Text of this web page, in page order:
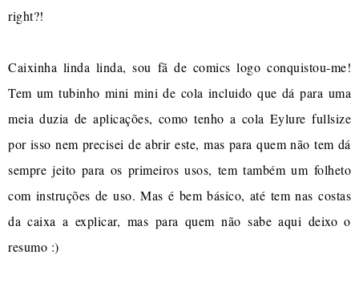
right?!
Caixinha linda linda, sou fã de comics logo conquistou-me!
Tem um tubinho mini mini de cola incluido que dá para uma
meia duzia de aplicações, como tenho a cola Eylure fullsize
por isso nem precisei de abrir este, mas para quem não tem dá
sempre jeito para os primeiros usos, tem também um folheto
com instruções de uso. Mas é bem básico, até tem nas costas
da caixa a explicar, mas para quem não sabe aqui deixo o
resumo :)